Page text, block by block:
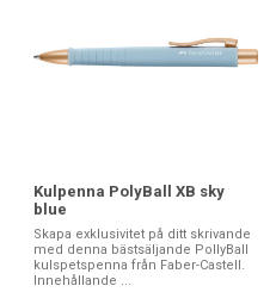
Kulpenna PolyBall XB sky
blue
Skapa exklusivitet på ditt skrivande
med denna bästsäljande PollyBall
kulspetspenna från Faber-Castell.
Innehållande ...